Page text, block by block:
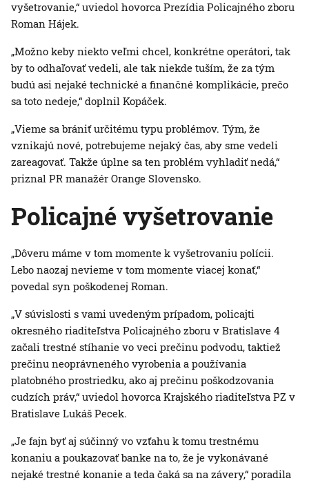
vyšetrovanie,“ uviedol hovorca Prezídia Policajného zboru
Roman Hájek.
„Možno keby niekto veľmi chcel, konkrétne operátori, tak
by to odhaľovať vedeli, ale tak niekde tuším, že za tým
budú asi nejaké technické a finančné komplikácie, prečo
sa toto nedeje,“ doplnil Kopáček.
„Vieme sa brániť určitému typu problémov. Tým, že
vznikajú nové, potrebujeme nejaký čas, aby sme vedeli
zareagovať. Takže úplne sa ten problém vyhladiť nedá,“
priznal PR manažér Orange Slovensko.
Policajné vyšetrovanie
„Dôveru máme v tom momente k vyšetrovaniu polícii.
Lebo naozaj nevieme v tom momente viacej konať,“
povedal syn poškodenej Roman.
„V súvislosti s vami uvedeným prípadom, policajti
okresného riaditeľstva Policajného zboru v Bratislave 4
začali trestné stíhanie vo veci prečinu podvodu, taktiež
prečinu neoprávneného vyrobenia a používania
platobného prostriedku, ako aj prečinu poškodzovania
cudzích práv,“ uviedol hovorca Krajského riaditeľstva PZ v
Bratislave Lukáš Pecek.
„Je fajn byť aj súčinný vo vzťahu k tomu trestnému
konaniu a poukazovať banke na to, že je vykonávané
nejaké trestné konanie a teda čaká sa na závery,“ poradila